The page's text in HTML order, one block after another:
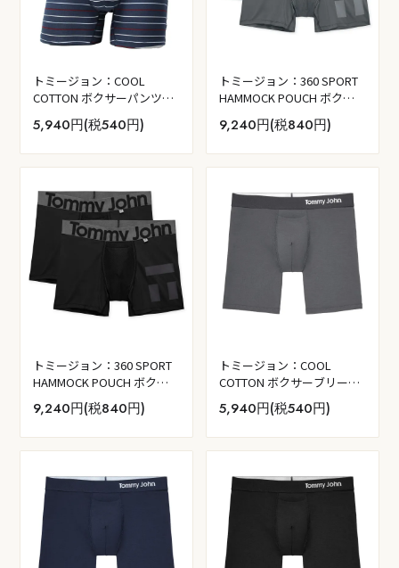
トミージョン：COOL
COTTON ボクサーパンツ
(アメリカーナ・シンプル・
ストライプ)
5,940円(税540円)
トミージョン：360 SPORT
HAMMOCK POUCH ボクサ
ーパンツ 2PK (ドレスブル
ー/タービュランス)
9,240円(税840円)
トミージョン：360 SPORT
HAMMOCK POUCH ボクサ
ーパンツ 2PK (ブラック)
9,240円(税840円)
トミージョン：COOL
COTTON ボクサーブリーフ
(アイロングレー)
5,940円(税540円)